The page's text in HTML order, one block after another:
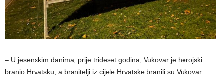
– U jesenskim danima, prije trideset godina, Vukovar je herojski
branio Hrvatsku, a branitelji iz cijele Hrvatske branili su Vukovar.